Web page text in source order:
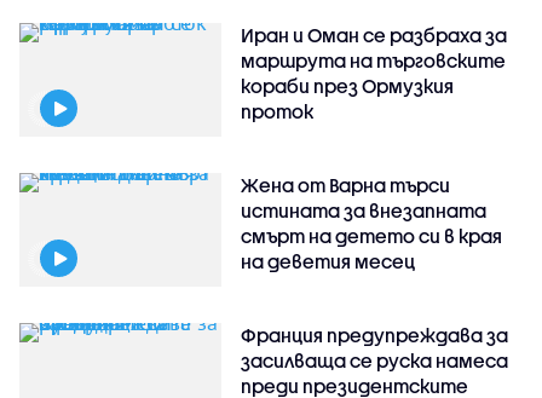
Иран и Оман се разбраха за
маршрута на търговските
кораби през Ормузкия
проток
Жена от Варна търси
истината за внезапната
смърт на детето си в края
на деветия месец
Франция предупреждава за
засилваща се руска намеса
преди президентските